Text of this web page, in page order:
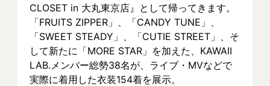
CLOSET in 大丸東京店』として帰ってきます。
「FRUITS ZIPPER」、「CANDY TUNE」、
「SWEET STEADY」、「CUTIE STREET」、そ
して新たに「MORE STAR」を加えた、KAWAII
LAB.メンバー総勢38名が、ライブ・MVなどで
実際に着⽤した衣装154着を展示。